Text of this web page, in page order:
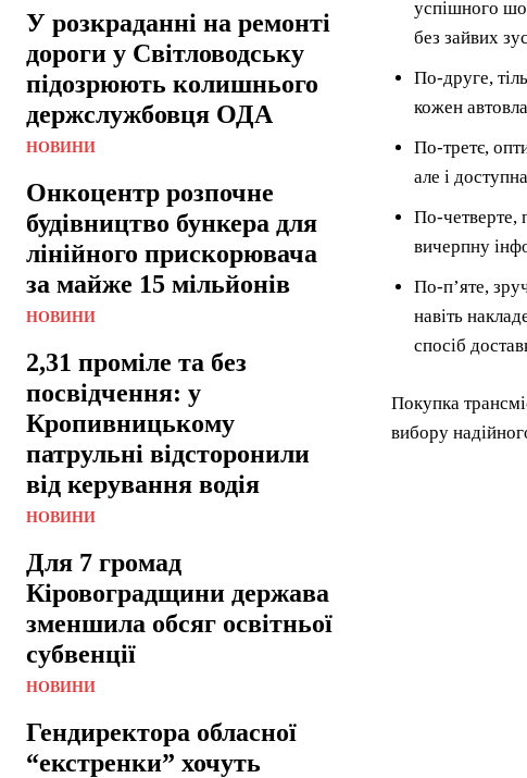
У розкраданні на ремонті
дороги у Світловодську
підозрюють колишнього
держслужбовця ОДА
НОВИНИ
Онкоцентр розпочне
будівництво бункера для
лінійного прискорювача
за майже 15 мільйонів
НОВИНИ
2,31 проміле та без
посвідчення: у
Кропивницькому
патрульні відсторонили
від керування водія
НОВИНИ
Для 7 громад
Кіровоградщини держава
зменшила обсяг освітньої
субвенції
НОВИНИ
Гендиректора обласної
“екстренки” хочуть
успішного
без зайвих
По-друге,
кожен
По-третє,
але і
По-четверте,
вичерпну
По-п’яте,
навіть
спосіб
Покупка
вибору